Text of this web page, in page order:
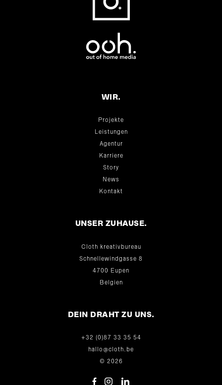
WIR.
Projekte
Leistungen
Agentur
Karriere
Story
News
Kontakt
UNSER ZUHAUSE.
Cloth kreativbureau
Schnellewindgasse 8
4700 Eupen
Belgien
DEIN DRAHT ZU UNS.
+32 (0)87 33 35 54
hallo@cloth.be
© 2026